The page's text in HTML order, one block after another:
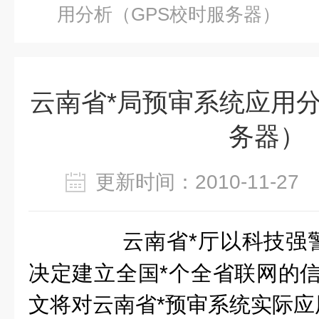
用分析（GPS校时服务器）
云南省*局预审系统应用
务器）
更新时间：2010-11-
云南省*厅以科技强
决定建立全国*个全省联网的
文将对云南省*预审系统实际